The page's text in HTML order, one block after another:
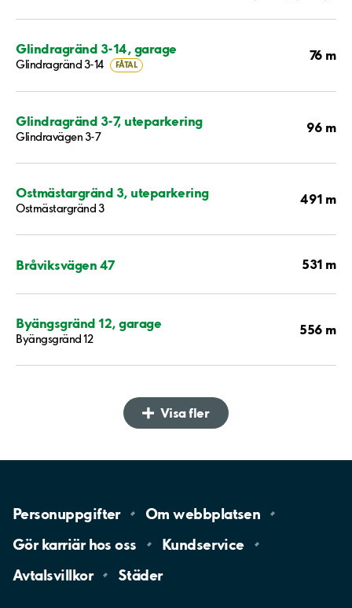
Glindragränd 3-14, garage
Glindragränd 3-14 FÅTAL
76 m
Glindragränd 3-7, uteparkering
Glindravägen 3-7
96 m
Ostmästargränd 3, uteparkering
Ostmästargränd 3
491 m
Bråviksvägen 47 531 m
Byängsgränd 12, garage
Byängsgränd 12
556 m
Visa fler
Personuppgifter Omwebbplatsen
Gör karriär hososs
Kundservice
Avtalsvillkor
Städer